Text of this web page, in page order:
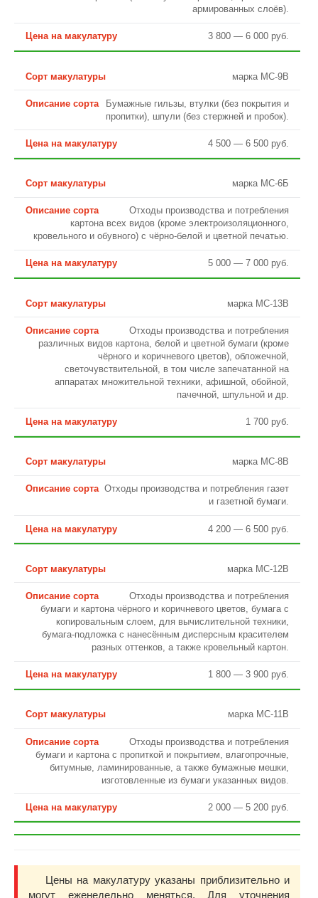
армированных слоёв).
3 800 — 6 000 руб.
марка МС-9В
Бумажные гильзы, втулки (без покрытия и
пропитки), шпули (без стержней и пробок).
4 500 — 6 500 руб.
марка МС-6Б
Отходы производства и потребления
картона всех видов (кроме электроизоляционного,
кровельного и обувного) с чёрно-белой и цветной печатью.
5 000 — 7 000 руб.
марка МС-13В
Отходы производства и потребления
различных видов картона, белой и цветной бумаги (кроме
чёрного и коричневого цветов), обложечной,
светочувствительной, в том числе запечатанной на
аппаратах множительной техники, афишной, обойной,
пачечной, шпульной и др.
1 700 руб.
марка МС-8В
Отходы производства и потребления газет
и газетной бумаги.
4 200 — 6 500 руб.
марка МС-12В
Отходы производства и потребления
бумаги и картона чёрного и коричневого цветов, бумага с
копировальным слоем, для вычислительной техники,
бумага-подложка с нанесённым дисперсным красителем
разных оттенков, а также кровельный картон.
1 800 — 3 900 руб.
марка МС-11В
Отходы производства и потребления
бумаги и картона с пропиткой и покрытием, влагопрочные,
битумные, ламинированные, а также бумажные мешки,
изготовленные из бумаги указанных видов.
2 000 — 5 200 руб.
Цены на макулатуру указаны приблизительно и
могут еженедельно меняться. Для уточнения